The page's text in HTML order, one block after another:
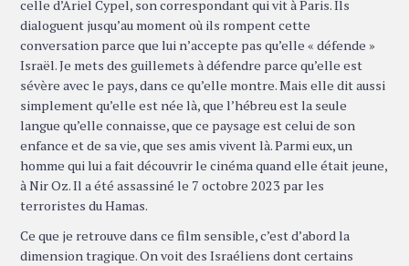
celle d’Ariel Cypel, son correspondant qui vit à Paris. Ils
dialoguent jusqu’au moment où ils rompent cette
conversation parce que lui n’accepte pas qu’elle « défende »
Israël. Je mets des guillemets à défendre parce qu’elle est
sévère avec le pays, dans ce qu’elle montre. Mais elle dit aussi
simplement qu’elle est née là, que l’hébreu est la seule
langue qu’elle connaisse, que ce paysage est celui de son
enfance et de sa vie, que ses amis vivent là. Parmi eux, un
homme qui lui a fait découvrir le cinéma quand elle était jeune,
à Nir Oz. Il a été assassiné le 7 octobre 2023 par les
terroristes du Hamas.
Ce que je retrouve dans ce film sensible, c’est d’abord la
dimension tragique. On voit des Israéliens dont certains